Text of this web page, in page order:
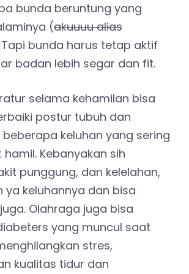
bunda beruntung yang
(akuuuu alias
Tapi bunda harus tetap aktif
badan lebih segar dan fit.
selama kehamilan bisa
postur tubuh dan
keluhan yang sering
Kebanyakan sih
punggung, dan kelelahan,
ya keluhannya dan bisa
Olahraga juga bisa
yang muncul saat
stres,
kualitas tidur dan